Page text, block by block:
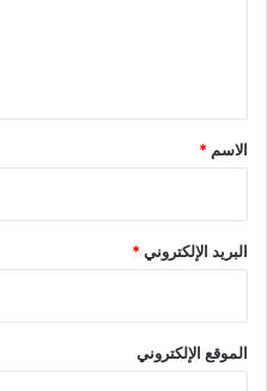
*
الاسم *
البريد الإلكتروني*
الموقع الإلكتروني